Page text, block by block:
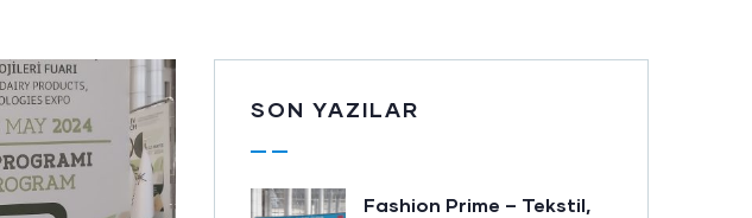
SON YAZILAR
Fashion Prime – Tekstil,